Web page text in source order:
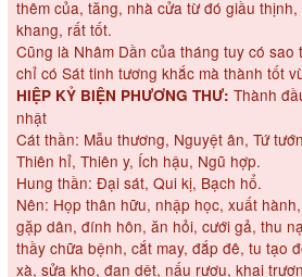
thêm của, tăng, nhà cửa từ đó giầu
khang, rất tốt.
Cũng là Nhâm Dần của tháng tuy có sao
chỉ có Sát tinh tương khắc mà thành tốt
HIỆP KỶ BIỆN PHƯƠNG THƯ: Thành
nhật
Cát thần: Mẫu thương, Nguyệt ân, Tứ
Thiên hỉ, Thiên y, Ích hậu, Ngũ hợp.
Hung thần: Đại sát, Qui kị, Bạch hổ.
Nên: Họp thân hữu, nhập học, xuất
gặp dân, đính hôn, ăn hỏi, cưới gả, thu
thầy chữa bệnh, cắt may, đắp đê, tu tạo
xà, sửa kho, đan dệt, nấu rượu, khai